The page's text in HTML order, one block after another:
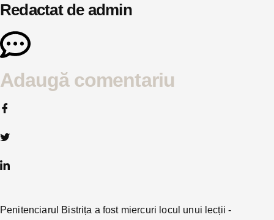
Redactat de admin
Adaugă comentariu
Penitenciarul Bistrița a fost miercuri locul unui lecții -